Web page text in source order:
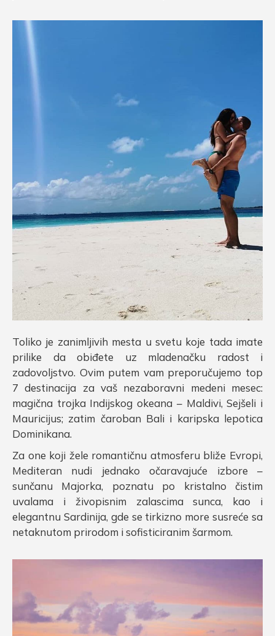
Toliko je zanimljivih mesta u svetu koje tada imate
prilike da obiđete uz mladenačku radost i
zadovoljstvo. Ovim putem vam preporučujemo top
7 destinacija za vaš nezaboravni medeni mesec:
magična trojka Indijskog okeana – Maldivi, Sejšeli i
Mauricijus; zatim čaroban Bali i karipska lepotica
Dominikana.
Za one koji žele romantičnu atmosferu bliže Evropi,
Mediteran nudi jednako očaravajuće izbore –
sunčanu Majorka, poznatu po kristalno čistim
uvalama i živopisnim zalascima sunca, kao i
elegantnu Sardinija, gde se tirkizno more susreće sa
netaknutom prirodom i sofisticiranim šarmom.